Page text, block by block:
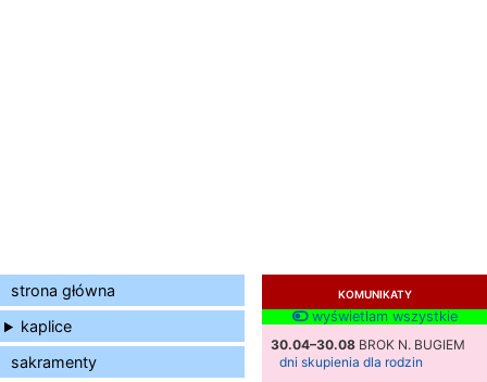
strona główna
kaplice
sakramenty
KOMUNIKATY
wyświetlam wszystkie
30.04–30.08 BROK N. BUGIEM
dni skupienia dla rodzin